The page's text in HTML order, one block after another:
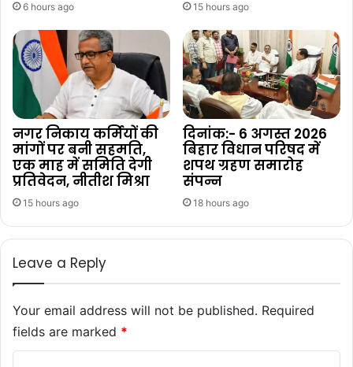
6 hours ago 15 hours ago
नगर निकाय कर्मियों की
मांगों पर बनी सहमति,
एक माह में समिति देगी
प्रतिवेदन, नीतीश मिश्रा
15 hours ago
दिनांक:- 6 अगस्त 2026
बिहार विधान परिषद में
शपथ ग्रहण समारोह
संपन्न
18 hours ago
Leave a Reply
Your email address will not be published. Required
fields are marked *